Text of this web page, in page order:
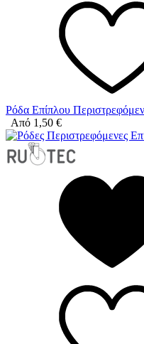
Ρόδα Επίπλου
Από 1,50 €